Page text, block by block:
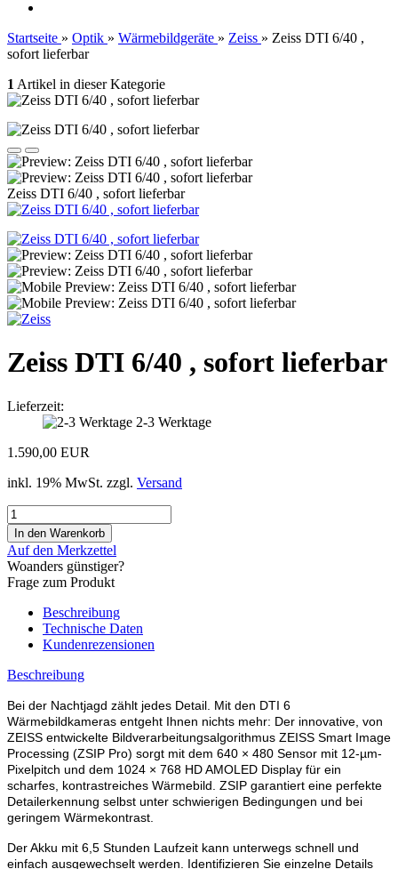
Startseite » Optik » Wärmebildgeräte » Zeiss » Zeiss DTI 6/40 ,
sofort lieferbar
1 Artikel in dieser Kategorie
Zeiss DTI 6/40 , sofort lieferbar
Zeiss DTI 6/40 , sofort lieferbar
Lieferzeit:
2-3 Werktage
1.590,00 EUR
inkl. 19% MwSt. zzgl. Versand
Auf den Merkzettel
Woanders günstiger?
Frage zum Produkt
Beschreibung
Technische Daten
Kundenrezensionen
Beschreibung
Bei der Nachtjagd zählt jedes Detail. Mit den DTI 6
Wärmebildkameras entgeht Ihnen nichts mehr: Der innovative, von
ZEISS entwickelte Bildverarbeitungsalgorithmus ZEISS Smart Image
Processing (ZSIP Pro) sorgt mit dem 640 × 480 Sensor mit 12-µm-
Pixelpitch und dem 1024 × 768 HD AMOLED Display für ein
scharfes, kontrastreiches Wärmebild. ZSIP garantiert eine perfekte
Detailerkennung selbst unter schwierigen Bedingungen und bei
geringem Wärmekontrast.
Der Akku mit 6,5 Stunden Laufzeit kann unterwegs schnell und
einfach ausgewechselt werden. Identifizieren Sie einzelne Details